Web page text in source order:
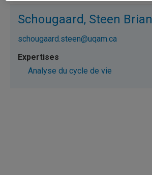
Schougaard, Steen Brian
schougaard.steen@uqam.ca
Analyse du cycle de vie